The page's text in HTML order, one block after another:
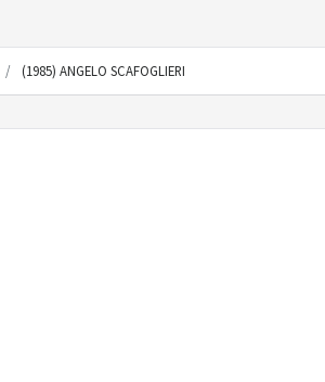
(1985) ANGELO SCAFOGLIERI